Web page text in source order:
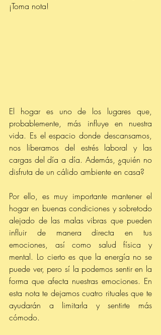
¡Toma nota!
El hogar es uno de los lugares que,
probablemente, más influye en nuestra
vida. Es el espacio donde descansamos,
nos liberamos del estrés laboral y las
cargas del día a día. Además, ¿quién no
disfruta de un cálido ambiente en casa?
Por ello, es muy importante mantener el
hogar en buenas condiciones y sobretodo
alejado de las malas vibras que pueden
influir de manera directa en tus
emociones, así como salud física y
mental. Lo cierto es que la energía no se
puede ver, pero sí la podemos sentir en la
forma que afecta nuestras emociones. En
esta nota te dejamos cuatro rituales que te
ayudarán a limitarla y sentirte más
cómodo.